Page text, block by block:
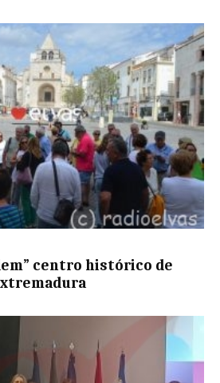
centro histórico de